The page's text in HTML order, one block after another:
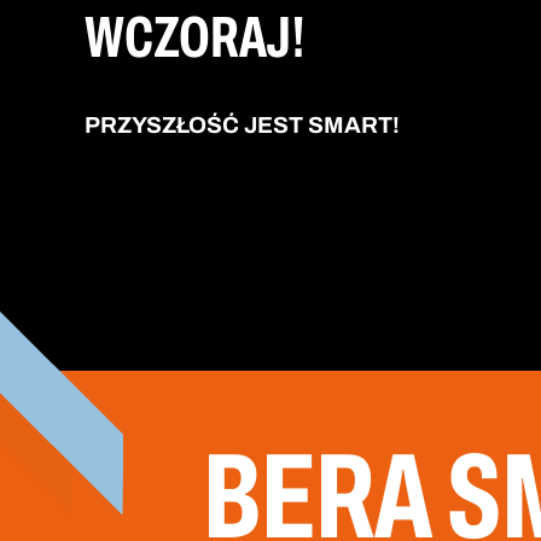
WCZORAJ!
PRZYSZŁOŚĆ JEST SMART!
BERA